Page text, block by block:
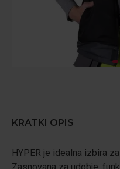
KRATKI OPIS
HYPER je idealna izbira